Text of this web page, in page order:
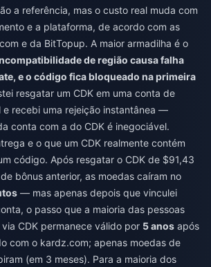
a referência, mas o custo real muda com
e a plataforma, de acordo com as
e da BitTopup. A maior armadilha é o
de região causa falha
e o código fica bloqueado na primeira
resgatar um CDK em uma conta de
e recebi uma rejeição instantânea —
conta com a do CDK é inegociável.
e o que um CDK realmente contém
código. Após resgatar o CDK de $91,43
bônus anterior, as moedas caíram no
— mas apenas depois que vinculei
o passo que a maioria das pessoas
CDK permanece válido por 5 anos após
com o kardz.com; apenas moedas de
(em 3 meses). Para a maioria dos